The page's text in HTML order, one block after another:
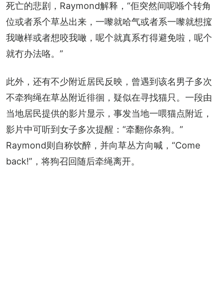
死亡的悲剧，Raymond解释，“佢突然间呢喺个转角
位或者系个草丛出来，一嚟就哈气或者系一嚟就想搲
我噉样或者想咬我噉，呢个就真系冇得避免啦，呢个
就冇办法咯。”
此外，还有不少附近居民反映，曾遇到该名男子多次
不牵狗绳在草丛附近徘徊，疑似在寻找猫只。一段由
当地居民提供的影片显示，事发当地一喂猫点附近，
影片中可听到女子多次提醒：“牵翻你条狗。”
Raymond则自称饮醉，并向草丛方向喊，“Come
back!”，将狗召回随后牵绳离开。